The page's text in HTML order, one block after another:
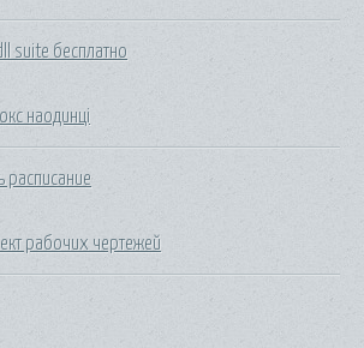
suite бесплатно
наодинці
расписание
рабочих чертежей